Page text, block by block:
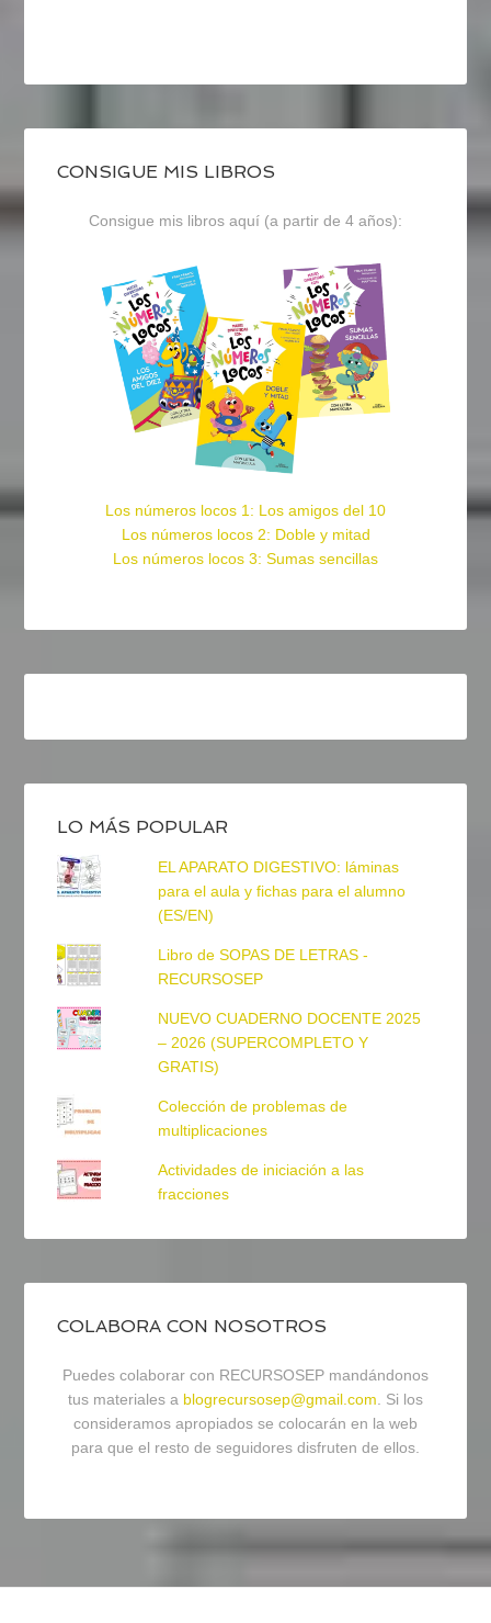
CONSIGUE MIS LIBROS
Consigue mis libros aquí (a partir de 4 años):
Los números locos 1: Los amigos del 10
Los números locos 2: Doble y mitad
Los números locos 3: Sumas sencillas
LO MÁS POPULAR
EL APARATO DIGESTIVO: láminas
para el aula y fichas para el alumno
(ES/EN)
Libro de SOPAS DE LETRAS -
RECURSOSEP
NUEVO CUADERNO DOCENTE 2025
– 2026 (SUPERCOMPLETO Y
GRATIS)
Colección de problemas de
multiplicaciones
Actividades de iniciación a las
fracciones
COLABORA CON NOSOTROS
Puedes colaborar con RECURSOSEP mandándonos
tus materiales a blogrecursosep@gmail.com . Si los
consideramos apropiados se colocarán en la web
para que el resto de seguidores disfruten de ellos.